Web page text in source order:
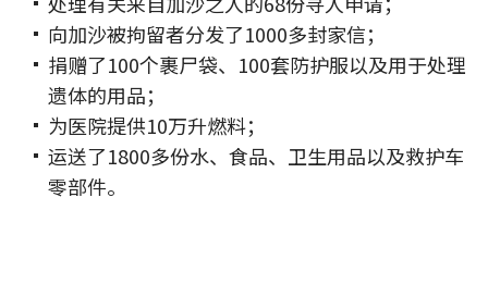
向加沙被拘留者分发了1000多封家信；
捐赠了100个裹尸袋、100套防护服以及用于处理
遗体的用品；
为医院提供10万升燃料；
运送了1800多份水、食品、卫生用品以及救护车
零部件。